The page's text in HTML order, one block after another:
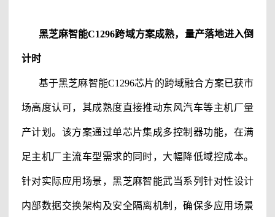
黑芝麻智能C1296跨域方案成熟，量产落地进入倒
计时
基于黑芝麻智能C1296芯片的跨域融合方案已获市
场高度认可，其成熟度直接推动东风汽车等主机厂量
产计划。该方案通过单芯片集成多控制器功能，在满
足主机厂主流车型需求的同时，大幅降低域控成本。
针对实际应用场景，黑芝麻智能武当系列针对性设计
内部数据交换架构及安全隔离机制，确保多应用场景